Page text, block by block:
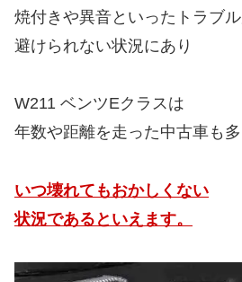
焼付きや異音といったトラブ
避けられない状況にあり
W211 ベンツEクラスは
年数や距離を走った中古車も
いつ壊れてもおかしくない
状況であるといえます。